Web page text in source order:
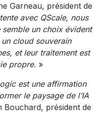
Garneau, président de
avec QScale, nous
un choix évident
cloud souverain
et leur traitement est
propre. »
est une affirmation
le paysage de l’IA
Bouchard, président de